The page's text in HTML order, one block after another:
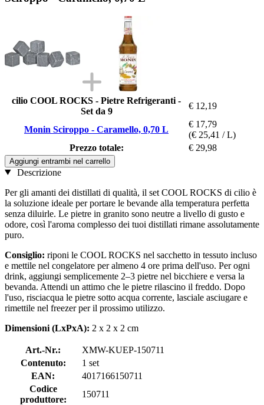
cilio COOL ROCKS - Pietre Refrigeranti -
Set da 9
€ 12,19
Monin Sciroppo - Caramello, 0,70 L
€ 17,79
(€ 25,41 / L)
Prezzo totale:
€ 29,98
Aggiungi entrambi nel carrello
Descrizione
Per gli amanti dei distillati di qualità, il set COOL ROCKS di cilio è
la soluzione ideale per portare le bevande alla temperatura perfetta
senza diluirle. Le pietre in granito sono neutre a livello di gusto e
odore, così l'aroma complesso dei tuoi distillati rimane assolutamente
puro.
Consiglio: riponi le COOL ROCKS nel sacchetto in tessuto incluso
e mettile nel congelatore per almeno 4 ore prima dell'uso. Per ogni
drink, aggiungi semplicemente 2–3 pietre nel bicchiere e versa la
bevanda. Attendi un attimo che le pietre rilascino il freddo. Dopo
l'uso, risciacqua le pietre sotto acqua corrente, lasciale asciugare e
rimettile nel freezer per il prossimo utilizzo.
Dimensioni (LxPxA): 2 x 2 x 2 cm
Art.-Nr.:
XMW-KUEP-150711
Contenuto:
1 set
EAN:
4017166150711
Codice
produttore:
150711